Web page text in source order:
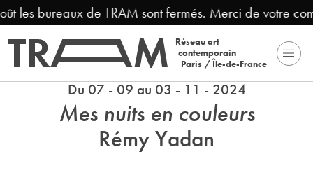
les bureaux de TRAM sont fermés. Merci de votre
Réseau art
contemporain
Paris / Île-de-France
Du 07 - 09 au 03 - 11 - 2024
Mes nuits en couleurs
Rémy Yadan